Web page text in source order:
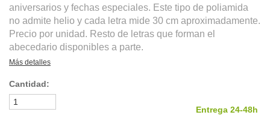
aniversarios y fechas especiales. Este tipo de poliamida
no admite helio y cada letra mide 30 cm aproximadamente.
Precio por unidad. Resto de letras que forman el
abecedario disponibles a parte.
Más detalles
Cantidad:
Entrega 24-48h